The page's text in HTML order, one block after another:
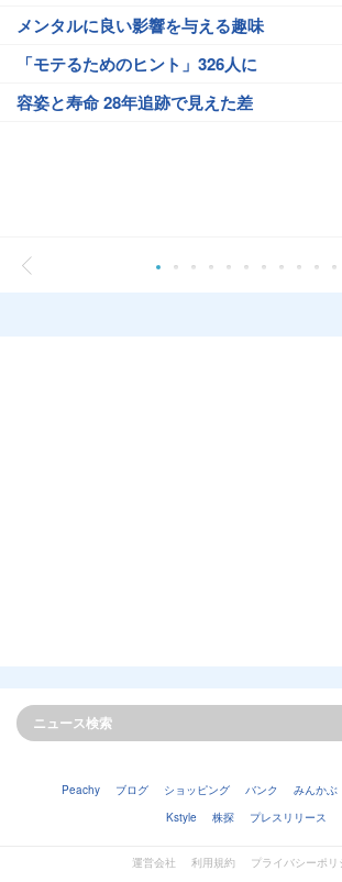
メンタルに良い影響を与える趣味
「モテるためのヒント」326人に
容姿と寿命 28年追跡で見えた差
Peachy ブログ ショッピング バンク みんかぶ
Kstyle
株探 プレスリリース
運営会社 利用規約 プライバシーポリ